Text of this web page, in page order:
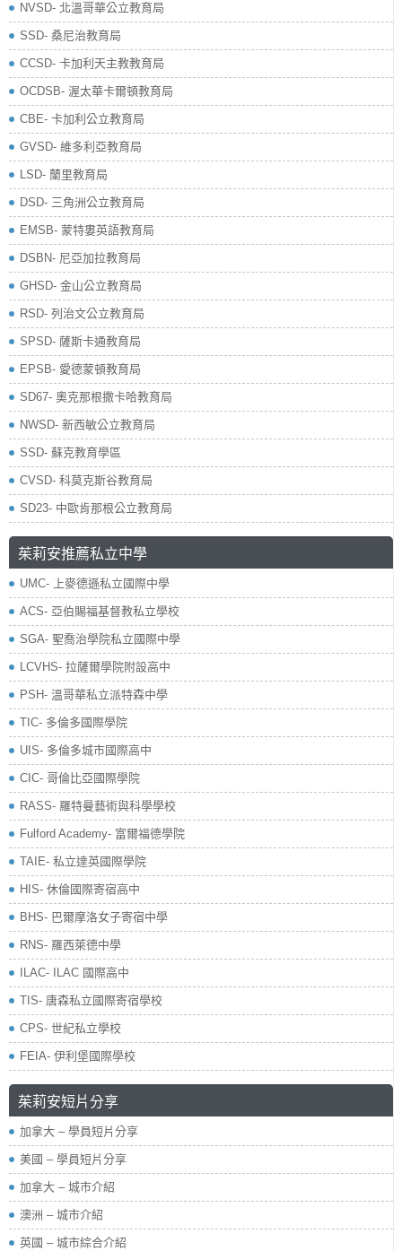
NVSD- 北溫哥華公立教育局
SSD- 桑尼治教育局
CCSD- 卡加利天主教教育局
OCDSB- 渥太華卡爾頓教育局
CBE- 卡加利公立教育局
GVSD- 維多利亞教育局
LSD- 蘭里教育局
DSD- 三角洲公立教育局
EMSB- 蒙特婁英語教育局
DSBN- 尼亞加拉教育局
GHSD- 金山公立教育局
RSD- 列治文公立教育局
SPSD- 薩斯卡通教育局
EPSB- 愛德蒙頓教育局
SD67- 奧克那根撒卡哈教育局
NWSD- 新西敏公立教育局
SSD- 蘇克教育學區
CVSD- 科莫克斯谷教育局
SD23- 中歐肯那根公立教育局
茱莉安推薦私立中學
UMC- 上麥德遜私立國際中學
ACS- 亞伯賜福基督教私立學校
SGA- 聖喬治學院私立國際中學
LCVHS- 拉薩爾學院附設高中
PSH- 溫哥華私立派特森中學
TIC- 多倫多國際學院
UIS- 多倫多城市國際高中
CIC- 哥倫比亞國際學院
RASS- 羅特曼藝術與科學學校
​Fulford Academy- 富爾福德學院
TAIE- 私立達英國際學院
HIS- 休倫國際寄宿高中
BHS- 巴爾摩洛女子寄宿中學
RNS- 羅西萊德中學
ILAC- ILAC 國際高中
TIS- 唐森私立國際寄宿學校
CPS- 世紀私立學校
FEIA- 伊利堡國際學校
茱莉安短片分享
加拿大 – 學員短片分享
美國 – 學員短片分享
加拿大 – 城市介紹
澳洲 – 城市介紹
英國 – 城市綜合介紹